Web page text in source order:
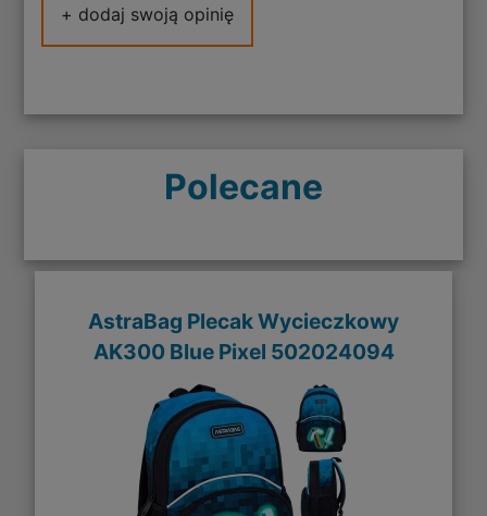
+ dodaj swoją opinię
Polecane
AstraBag Plecak Wycieczkowy
AK300 Blue Pixel 502024094